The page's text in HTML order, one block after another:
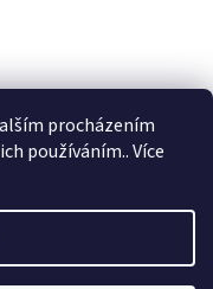
procházením
používáním.. Více